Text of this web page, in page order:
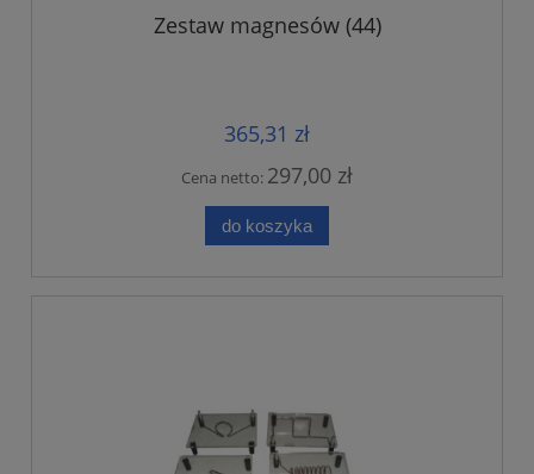
Zestaw magnesów (44)
365,31 zł
Cena netto: 297,00 zł
do koszyka